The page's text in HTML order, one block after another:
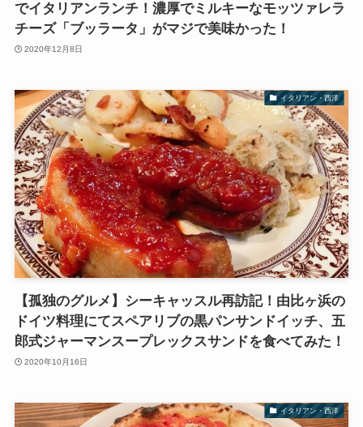
でイタリアンランチ！濃厚でミルキーなモッツァレラ
チーズ「ブッラータ」がマジで美味かった！
2020年12月8日
イタリアン・西洋
【孤独のグルメ】シーキャッスル再訪記！由比ヶ浜の
ドイツ料理にてスペアリブの黒パンサンドイッチ、五
郎式ジャーマンスープレックスサンドを食べてみた！
2020年10月16日
イタリアン・西洋